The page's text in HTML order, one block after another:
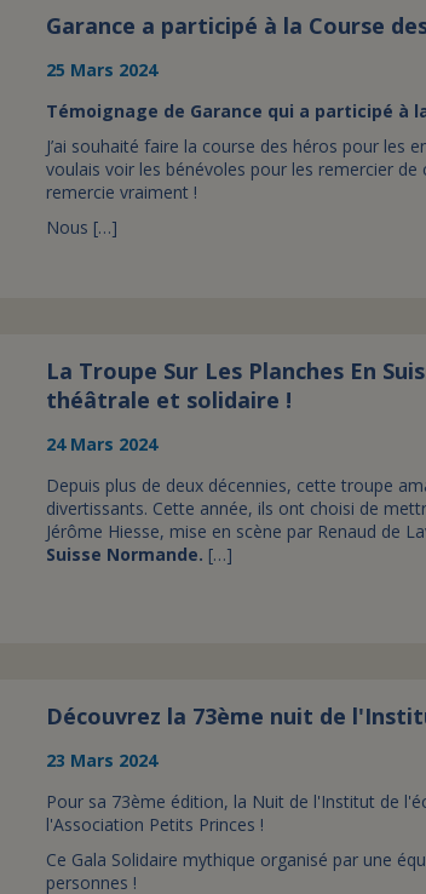
Garance a participé à la Course
25 Mars 2024
Témoignage de Garance qui a participé à
J’ai souhaité faire la course des héros pour
voulais voir les bénévoles pour les remercier
remercie vraiment !
Nous […]
La Troupe Sur Les Planches En
théâtrale et solidaire !
24 Mars 2024
Depuis plus de deux décennies, cette troupe
divertissants. Cette année, ils ont choisi de
Jérôme Hiesse, mise en scène par Renaud de
Suisse Normande. […]
Découvrez la 73ème nuit de
23 Mars 2024
Pour sa 73ème édition, la Nuit de l'Institut de
l'Association Petits Princes !
Ce Gala Solidaire mythique organisé par une
personnes !